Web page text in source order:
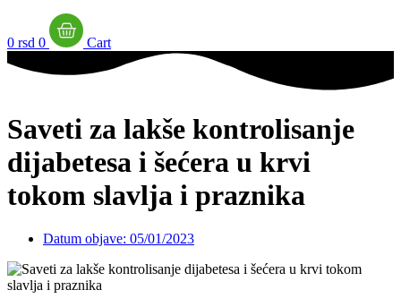
0 rsd 0 Cart
Saveti za lakše kontrolisanje
dijabetesa i šećera u krvi
tokom slavlja i praznika
Datum objave: 05/01/2023